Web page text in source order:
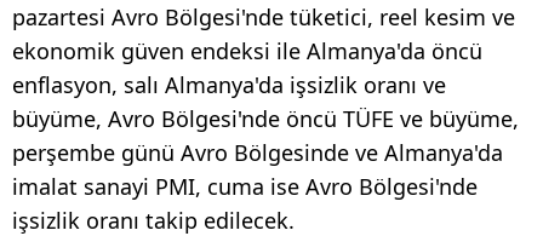
pazartesi Avro Bölgesi'nde tüketici, reel kesim ve
ekonomik güven endeksi ile Almanya'da öncü
enflasyon, salı Almanya'da işsizlik oranı ve
büyüme, Avro Bölgesi'nde öncü TÜFE ve büyüme,
perşembe günü Avro Bölgesinde ve Almanya'da
imalat sanayi PMI, cuma ise Avro Bölgesi'nde
işsizlik oranı takip edilecek.